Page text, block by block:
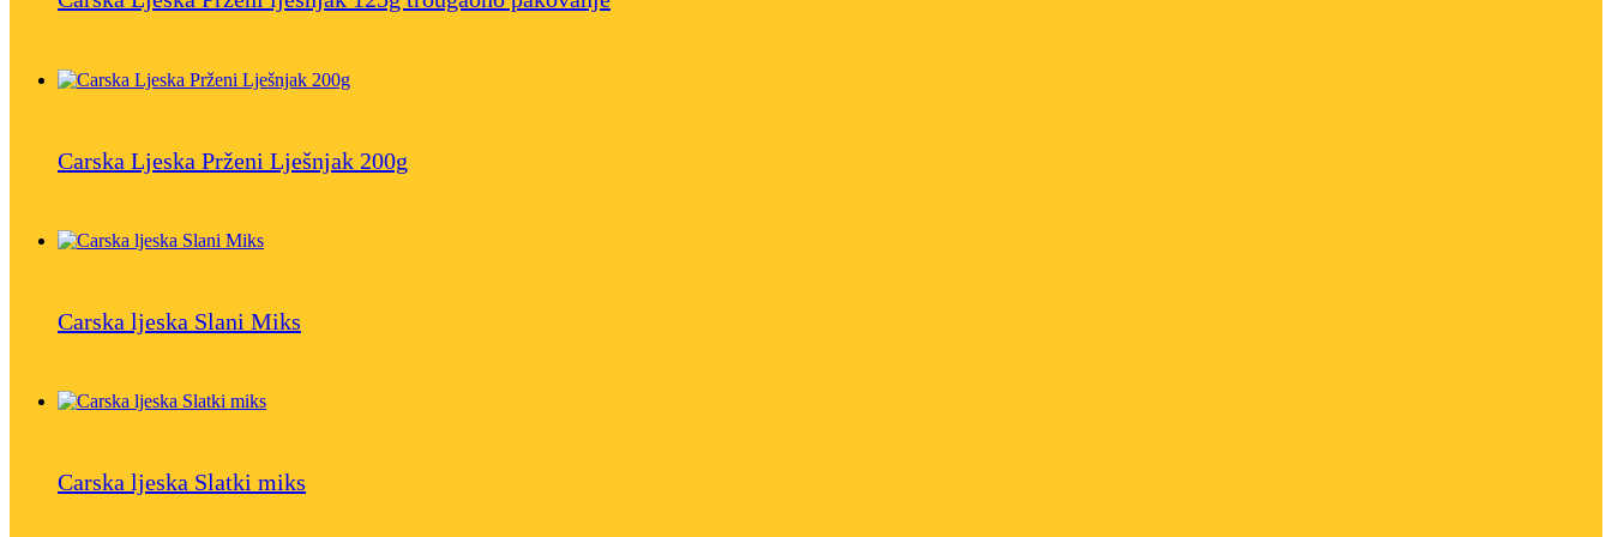
Carska Ljeska Prženi Lješnjak 200g
Carska ljeska Slani Miks
Carska ljeska Slatki miks